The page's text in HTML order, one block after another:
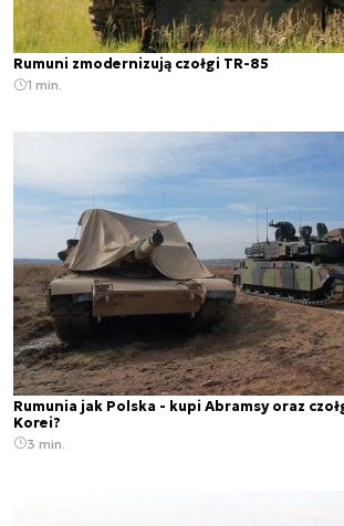
Rumuni zmodernizują czołgi TR-85
1 min.
Rumunia jak Polska - kupi Abramsy oraz
Korei?
3 min.